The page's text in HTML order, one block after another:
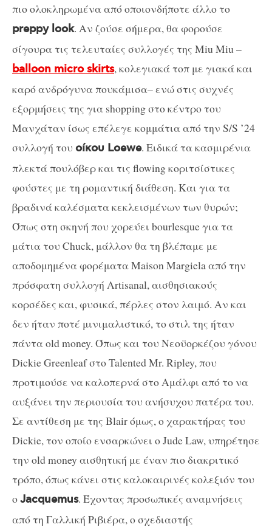
πιο ολοκληρωμένα από οποιονδήποτε άλλο το
preppy look. Αν ζούσε σήμερα, θα φορούσε
σίγουρα τις τελευταίες συλλογές της Miu Miu –
balloon micro skirts, κολεγιακά τοπ με γιακά και
καρό ανδρόγυνα πουκάμισα– ενώ στις συχνές
εξορμήσεις της για shopping στο κέντρο του
Μανχάταν ίσως επέλεγε κομμάτια από την S/S ’24
συλλογή του οίκου Loewe. Ειδικά τα κασμιρένια
πλεκτά πουλόβερ και τις flowing κοριτσίστικες
φούστες με τη ρομαντική διάθεση. Και για τα
βραδινά καλέσματα κεκλεισμένων των θυρών;
Όπως στη σκηνή που χορεύει bourlesque για τα
μάτια του Chuck, μάλλον θα τη βλέπαμε με
αποδομημένα φορέματα Maison Margiela από την
πρόσφατη συλλογή Artisanal, αισθησιακούς
κορσέδες και, φυσικά, πέρλες στον λαιμό. Αν και
δεν ήταν ποτέ μινιμαλιστικό, το στιλ της ήταν
πάντα old money. Όπως και του Νεοϋορκέζου γόνου
Dickie Greenleaf στο Talented Mr. Ripley, που
προτιμούσε να καλοπερνά στο Αμάλφι από το να
αυξάνει την περιουσία του ανήσυχου πατέρα του.
Σε αντίθεση με της Blair όμως, ο χαρακτήρας του
Dickie, τον οποίο ενσαρκώνει ο Jude Law, υπηρέτησε
την old money αισθητική με έναν πιο διακριτικό
τρόπο, όπως κάνει στις καλοκαιρινές κολεξιόν του
οJacquemus. Έχοντας προσωπικές αναμνήσεις
από τη Γαλλική Ριβιέρα, ο σχεδιαστής